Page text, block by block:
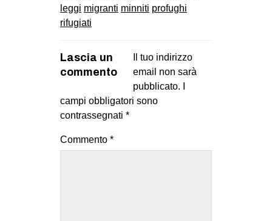
leggi migranti minniti profughi
rifugiati
Lascia un
commento
Il tuo indirizzo
email non sarà
pubblicato.
campi obbligatori sono
contrassegnati *
Commento *